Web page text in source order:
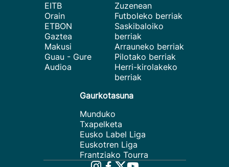
EITB
Orain
ETBON
Gaztea
Makusi
Guau - Gure
Audioa
Zuzenean
Futboleko berriak
Saskibaloiko
berriak
Arrauneko berriak
Pilotako berriak
Herri-kirolakeko
berriak
Gaurkotasuna
Munduko
Txapelketa
Eusko Label Liga
Euskotren Liga
Frantziako Tourra